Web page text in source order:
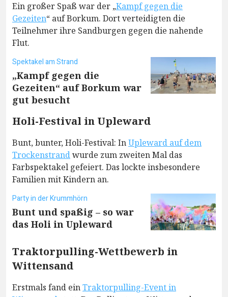
Ein großer Spaß war der „Kampf gegen die
Gezeiten“ auf Borkum. Dort verteidigten die
Teilnehmer ihre Sandburgen gegen die nahende
Flut.
Spektakel am Strand
„Kampf gegen die
Gezeiten“ auf Borkum war
gut besucht
Holi-Festival in Upleward
Bunt, bunter, Holi-Festival: InUpleward auf dem
Trockenstrandwurde zum zweiten Mal das
Farbspektakel gefeiert. Das lockte insbesondere
Familien mit Kindern an.
Party in der Krummhörn
Bunt und spaßig – so war
das Holi in Upleward
Traktorpulling-Wettbewerb in
Wittensand
Erstmals fand einTraktorpulling-Event in